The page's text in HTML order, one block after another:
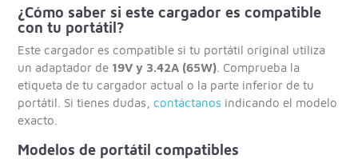
¿Cómo saber si este cargador es compatible
con tu portátil?
Este cargador es compatible si tu portátil original utiliza
un adaptador de 19V y 3.42A (65W) . Comprueba la
etiqueta de tu cargador actual o la parte inferior de tu
portátil. Si tienes dudas,contáctanos indicando el modelo
exacto.
Modelos de portátil compatibles